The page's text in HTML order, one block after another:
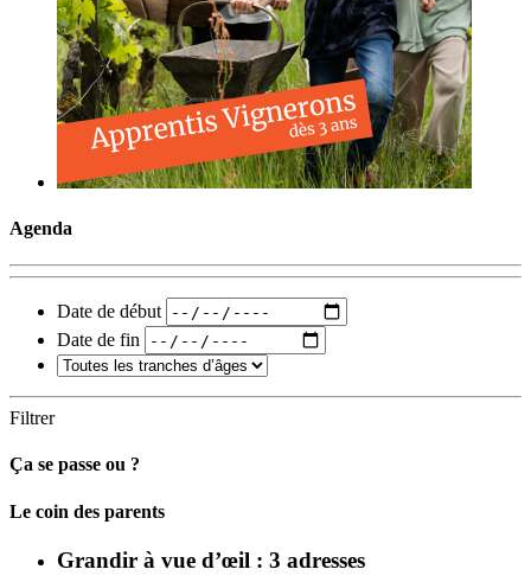
Agenda
Date de début
Date de fin
Filtrer
Ça se passe ou ?
Carto
Le coin des parents
Grandir à vue d’œil : 3 adresses